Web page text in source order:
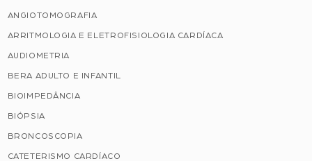
ANGIOTOMOGRAFIA
ARRITMOLOGIA E ELETROFISIOLOGIA CARDÍACA
AUDIOMETRIA
BERA ADULTO E INFANTIL
BIOIMPEDÂNCIA
BIÓPSIA
BRONCOSCOPIA
CATETERISMO CARDÍACO